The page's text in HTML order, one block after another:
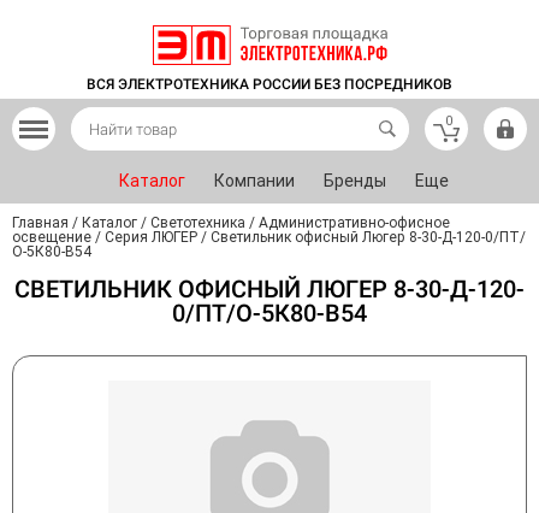
ВСЯ ЭЛЕКТРОТЕХНИКА РОССИИ БЕЗ ПОСРЕДНИКОВ
0
Каталог Компании Бренды Еще
Главная / Каталог / Светотехника / Административно-офисное
освещение / Серия ЛЮГЕР / Светильник офисный Люгер 8-30-Д-120-0/ПТ/
О-5К80-В54
СВЕТИЛЬНИК ОФИСНЫЙ ЛЮГЕР 8-30-Д-120-
0/ПТ/О-5К80-В54